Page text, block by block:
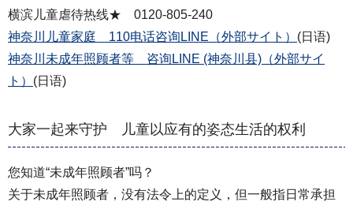
横滨儿童虐待热线★ 0120-805-240
神奈川儿童家庭 110电话咨询LINE（外部サイト） (日语)
神奈川未成年照顾者等 咨询LINE (神奈川县)（外部サイ
ト） (日语)
大家一起来守护 儿童以应有的姿态生活的权利
您知道“未成年照顾者”吗？
关于未成年照顾者，没有法令上的定义，但一般指日常承担